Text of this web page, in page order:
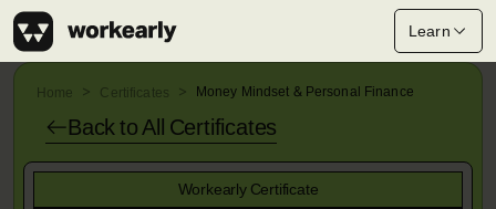
Learn
Home Certificates Money Mindset & Personal Finance
Back to All Certificates
Workearly Certificate